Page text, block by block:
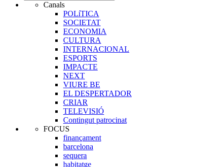
Canals
POLíTICA
SOCIETAT
ECONOMIA
CULTURA
INTERNACIONAL
ESPORTS
IMPACTE
NEXT
VIURE BE
EL DESPERTADOR
CRIAR
TELEVISIÓ
Contingut patrocinat
FOCUS
finançament
barcelona
sequera
habitatge